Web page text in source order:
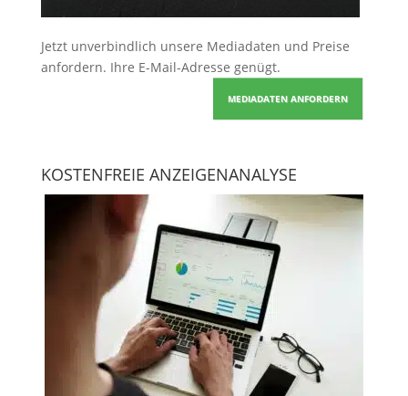
Jetzt unverbindlich unsere Mediadaten und Preise
anfordern. Ihre E-Mail-Adresse genügt.
MEDIADATEN ANFORDERN
KOSTENFREIE ANZEIGENANALYSE